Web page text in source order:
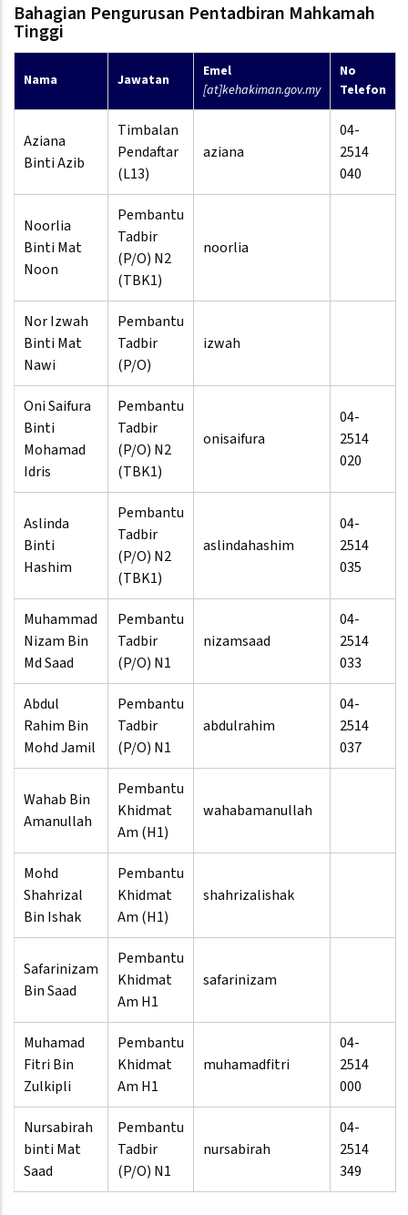
Bahagian Pengurusan Pentadbiran Mahkamah
Tinggi
Nama Jawatan
Emel
[at]kehakiman.gov.my
No
Telefon
Aziana
Binti Azib
Timbalan
Pendaftar
(L13)
aziana
04-
2514
040
Noorlia
Binti Mat
Noon
Pembantu
Tadbir
(P/O) N2
(TBK1)
noorlia
Nor Izwah
Binti Mat
Nawi
Pembantu
Tadbir
(P/O)
izwah
Oni Saifura
Binti
Mohamad
Idris
Pembantu
Tadbir
(P/O) N2
(TBK1)
onisaifura
04-
2514
020
Aslinda
Binti
Hashim
Pembantu
Tadbir
(P/O) N2
(TBK1)
aslindahashim
04-
2514
035
Muhammad
Nizam Bin
Md Saad
Pembantu
Tadbir
(P/O) N1
nizamsaad
04-
2514
033
Abdul
Rahim Bin
Mohd Jamil
Pembantu
Tadbir
(P/O) N1
abdulrahim
04-
2514
037
Wahab Bin
Amanullah
Pembantu
Khidmat
Am (H1)
wahabamanullah
Mohd
Shahrizal
Bin Ishak
Pembantu
Khidmat
Am (H1)
shahrizalishak
Safarinizam
Bin Saad
Pembantu
Khidmat
Am H1
safarinizam
Muhamad
Fitri Bin
Zulkipli
Pembantu
Khidmat
Am H1
muhamadfitri
04-
2514
000
Nursabirah
binti Mat
Saad
Pembantu
Tadbir
(P/O) N1
nursabirah
04-
2514
349